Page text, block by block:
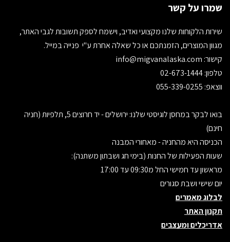
שמרו על קשר
שירות הלקוחות שלנו מקצועי ואדיב, וישמח לספק תשובות לגבי האתר,
מגוון המוצרים, הזמנתכם או כל שאלה אחרת ע"י פנייה במייל.
קישור:
טלפון: 02-673-1444
ווצאפ: 055-339-0255
בואו לבקר במחסן לוגיסטי שלנו: ירושלים - יד חרוצים 5, תלפיות (חניה
חינם)
הכניסה היא מהחניה - מאחורי המבנה
שעות הפעילות של החנות (בימי חג ושבתון משתנה):
מראשון עד חמישי החל מ09:30 עד 17:00
יום שישי ושבת סגורים
לבלוג מאמרים
תקנון האתר
אדריכלים ומעצבים